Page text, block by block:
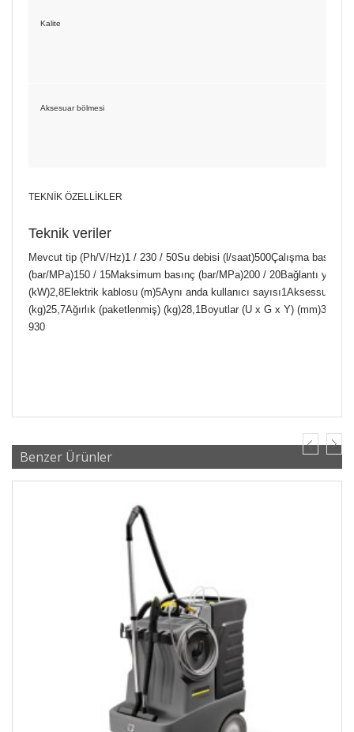
Kalite
Aksesuar bölmesi
TEKNİK ÖZELLİKLER
Teknik veriler
Mevcut tip (Ph/V/Hz)1 / 230 / 50Su debisi (l/saat)500Çalışma basıncı
(bar/MPa)150 / 15Maksimum basınç (bar/MPa)200 / 20Bağlantı yükü
(kW)2,8Elektrik kablosu (m)5Aynı anda kullanıcı sayısı1Aksessuarlı
(kg)25,7Ağırlık (paketlenmiş) (kg)28,1Boyutlar (U x G x Y) (mm)380 x
930
Benzer Ürünler